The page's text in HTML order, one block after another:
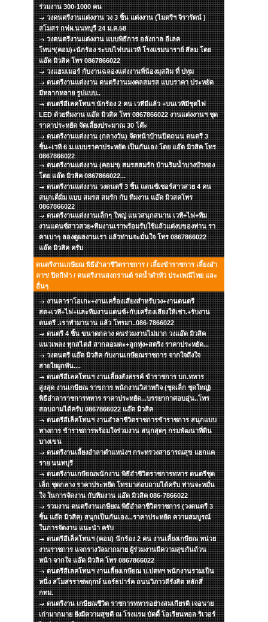
ร่วมงาน 300-1000 คน
วงดนตรีงานแต่งงาน วง 3 ชิ้น แต่งงาน (ไมตรีฯ จิรารัตน์ )
สโมสร กฟผ.นนทบุรี 24 ม.ค.58
วงดนตรีงานแต่งงาน แบบพิธีการ อลังกาล อีเลค
โทนฯ(คอม)+นักร้อง ระบบไฟบนเวที โรงแรมนาราย์ สีลม โดย
แอ๊ด มิวสิค โทร 0867866022
วงแฮมเมอร์ กับงานฉลองแต่งงานพี่น้องมุสลิม ที่ ปทุม
ดนตรีงานแต่งงาน ดนตรีงานมงคลสมรส แบบราคา ประหยัด
มีหลากหลาย รูปแบบ..
ดนตรีอีเลคโทนฯ นักร้อง 2 คน เวทีมีแล้ว +บนเวทีมีชุดไฟ
LED ด้วยทีมงาน แอ๊ด มิวสิค โทร 0867866022 งานแต่งงานฯ ชุด
ราคาประหยัด จัดเลี้ยงประมาณ 30 โต๊ะ
ดนตรีงานแต่งงาน (กลางวัน) จัดหน้าบ้านปิดถนน ดนตรี 3
ชิ้น+เวที 6 ม.แบบราคาประหยัด เป็นกันเอง โดย แอ๊ด มิวสิค โทร
0867866022
ดนตรีงานแต่งงาน (คอมฯ) สมรสสมรัก บ้านริมน้ำบางบัวทอง
โดย แอ๊ด มิวสิค 0867866022...
ดนตรีงานแต่งงาน วงดนตรี 3 ชิ้น แดนซ์เซอร์สาวสวย 4 คน
สนุกเต็มิ่ม แบบ สมรส สมรัก กับ ทีมงาน แอ๊ด มิวสคโทร
0867866022
ดนตรีงานแต่งงานเล็กๆ ใหญ่ แนวสนุกสนาน เวที+ไฟ+ทีม
งานแดนซ์สาวสวย+ทีมงานเราพร้อมรับใช้แล้วแต่งบของท่าน รา
คาเบาๆ ลองดูผลงานเรา แล้วท่านจะมั่นใจ โทร 0867866022
แอ๊ด มิวสิค ครับ
ดนตรีงานเกษียณ พิธีอำลาชีวิตราชการ / เลี้ยงข้าราชการ เลี้ยงอำ
ลาฯ/ ปิดกีฬา / ดนตรีงานสงกรานต์ รดน้ำดำหัว ประเพณีไทย และ
อื่นๆ
งานคาราโอเกะ+งานเครื่องเสียงสำหรับวง+งานดนตรี
สด+เวที+ไฟ+และทีมงานแดนซ์+กับเครื่องเสียงให้เช่า.+รับงาน
ดนตรี .เราทำมานาน แล้ว โทรมา..086-7866022
ดนตรี 4 ชิ้น ขนาดกลาง คนร่วมงานไม่มาก วงแอ๊ด มิวสิค
แนวเพลง ทุกสไตส์ สากลอมตะ+ลูกทุ่ง+สตริง ราคาประหยัด...
วงดนตรี แอ๊ด มิวสิค กับงานเกษียณราชการ จากใจถึงใจ
สายใยผูกพัน....
ดนตรีอีเลคโทนฯ งานเลี้ยงสังสรรค์ ข้าราชการ บก.ทหาร
สูงสุด งานเกษียณ ราขการ พนักงานวิสาหกิจ (ชุดเล็ก ชุดใหญ่)
พิธีอำลาราชการทหาร ราคาประหยัด...บรรยากาศอบอุ่น..โทร
สอบถามได้ครับ 0867866022 แอ๊ด มิวสิค
ดนตรีอีเล็คโทนฯ งานอำลาชีวิตราชการข้าราชการ สนุกแบบ
ทางการ ข้าราชการพร้อมใจร่วมงาน สนุกสุดๆ กรมพัฒนาที่ดิน
บางเขน
ดนตรีงานเลี้ยงอำลาตำแหน่งฯ กระทรวงสาธารณสุข แยกแค
ราย นนทบุรี
ดนตรีงานเกษียณพนักงาน พิธีอำชีวิตราชการทหาร ดนตรีชุด
เล็ก ชุดกลาง ราคาประหยัด โทรมาสอบถามได้ครับ ท่านจะหมั่น
ใจ ในการจัดงาน กับทีมงาน แอ๊ด มิวสิค 086-7866022
รวมงาน ดนตรีงานเกษียณ พิธีอำลาชีวิตราชการ (วงดนตรี 3
ชิ้น แอ๊ด มิวสิค) สนุกเป็นกันเอง...ราคาประหยัด ความสมบูรณ์
ในการจัดงาน แนะนำ ครับ
ดนตรีอีเล็คโทนฯ (คอม) นักร้อง 2 คน งานเลี้ยงเกษียณ หน่วย
งานราชการ แจกรางวัลมากมาย ผู้ร่วมงานมีความสุขกันถ้วน
หน้า จากใจ แอ๊ด มิวสิค โทร 0867866022
ดนตรีอีเลคโทนฯ งานเลี้ยงเกษียณ บ.ปตทฯ พนักงานรวมเป็น
หนึ่ง สโมสรราชพฤกษ์ นอร์ธปาร์ค ถนนวิภาวดีรังสิต หลักสี่
กทม.
ดนตรีงาน เกษียณชีวิต ราชการทหารอย่างสมเกียรติ เจอนาย
เก่ามากมาย ยังมีความสุขดี ณ โรงแรม บัดดี้ โอเรียนทอล ริเวอร์